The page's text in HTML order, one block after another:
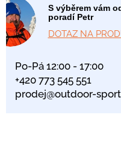
S výběrem vám
poradí Petr
DOTAZ NA
Po-Pá 12:00 - 17:00
+420 773 545 551
prodej@outdoor-